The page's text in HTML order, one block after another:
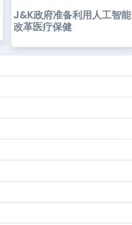
J&K政府准备利用人工智能
改革医疗保健